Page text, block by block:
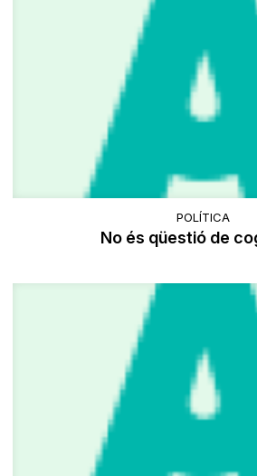
POLÍTICA
No és qüestió de